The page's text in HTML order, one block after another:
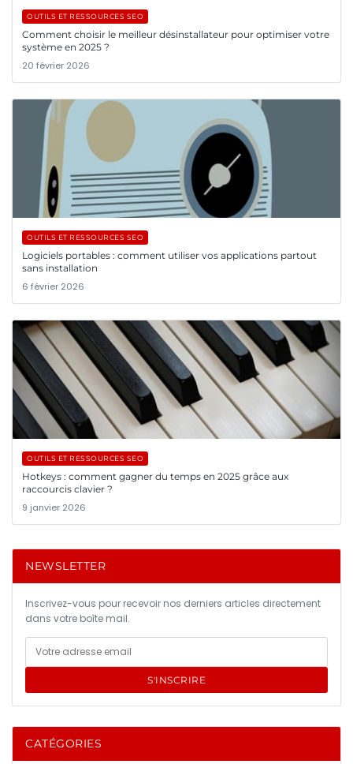
OUTILS ET RESSOURCES SEO
Comment choisir le meilleur désinstallateur pour optimiser votre
système en 2025 ?
20 février 2026
OUTILS ET RESSOURCES SEO
Logiciels portables : comment utiliser vos applications partout
sans installation
6 février 2026
OUTILS ET RESSOURCES SEO
Hotkeys : comment gagner du temps en 2025 grâce aux
raccourcis clavier ?
9 janvier 2026
NEWSLETTER
Inscrivez-vous pour recevoir nos derniers articles directement
dans votre boîte mail.
S'INSCRIRE
CATÉGORIES